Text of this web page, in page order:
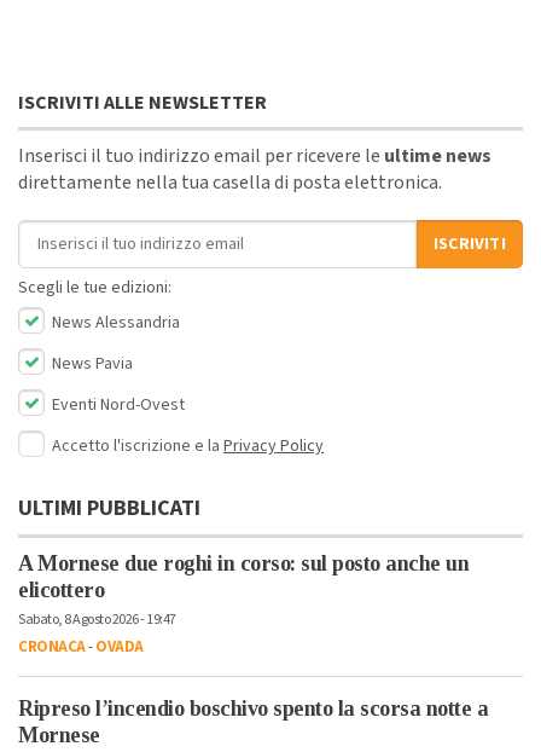
ISCRIVITI ALLE NEWSLETTER
Inserisci il tuo indirizzo email per ricevere le ultime news
direttamente nella tua casella di posta elettronica.
Indirizzo email
ISCRIVITI
Scegli le tue edizioni:
News Alessandria
News Pavia
Eventi Nord-Ovest
Accetto l'iscrizione e la Privacy Policy
ULTIMI PUBBLICATI
A Mornese due roghi in corso: sul posto anche un
elicottero
Sabato, 8 Agosto 2026 - 19:47
CRONACA-OVADA
Ripreso l’incendio boschivo spento la scorsa notte a
Mornese